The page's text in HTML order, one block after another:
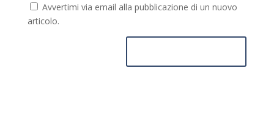
Avvertimi via email alla pubblicazione di un nuovo
articolo.